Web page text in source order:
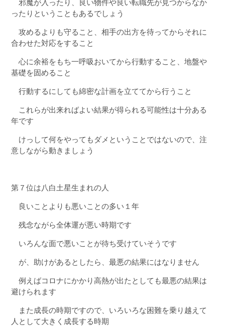
邪魔が入ったり、良い物件や良い転職先が見つからなか
ったりということもあるでしょう
攻めるよりも守ること、相手の出方を待ってからそれに
合わせた対応をすること
心に余裕をもち一呼吸おいてから行動すること、地盤や
基礎を固めること
行動するにしても綿密な計画を立ててから行うこと
これらが出来ればよい結果が得られる可能性は十分ある
年です
けっして何をやってもダメということではないので、注
意しながら動きましょう
第７位は八白土星生まれの人
良いことよりも悪いことの多い１年
残念ながら全体運が悪い時期です
いろんな面で悪いことが待ち受けていそうです
が、助けがあるとしたら、最悪の結果にはなりません
例えばコロナにかかり高熱が出たとしても最悪の結果は
避けられます
また成長の時期ですので、いろいろな困難を乗り越えて
人として大きく成長する時期